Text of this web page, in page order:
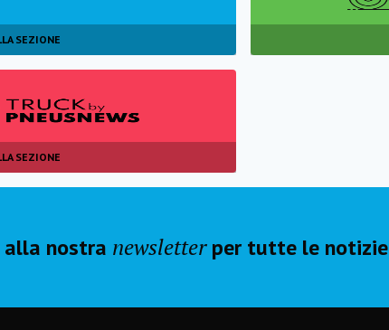
SEZIONE
SEZIONE
nostra newsletterper tutte le notizie